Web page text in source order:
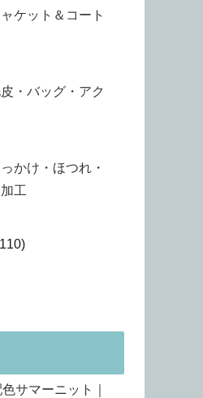
ケット＆コート
・バッグ・アク
かけ・ほつれ・
工
サマーニット｜